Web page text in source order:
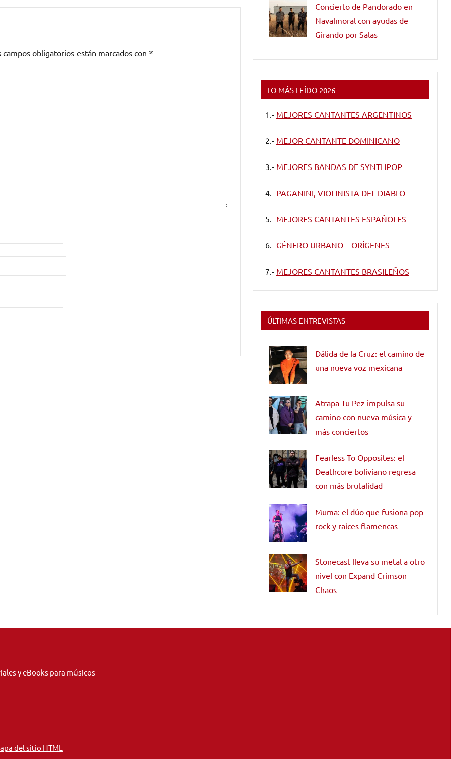
campos obligatorios están marcados con *
Concierto de Pandorado en
Navalmoral con ayudas de
Girando por Salas
LO MÁS LEÍDO 2026
1.- MEJORES CANTANTES ARGENTINOS
2.- MEJOR CANTANTE DOMINICANO
3.- MEJORES BANDAS DE SYNTHPOP
4.- PAGANINI, VIOLINISTA DEL DIABLO
5.- MEJORES CANTANTES ESPAÑOLES
6.- GÉNERO URBANO – ORÍGENES
7.- MEJORES CANTANTES BRASILEÑOS
ÚLTIMAS ENTREVISTAS
Dálida de la Cruz: el camino de
una nueva voz mexicana
Atrapa Tu Pez impulsa su
camino con nueva música y
más conciertos
Fearless To Opposites: el
Deathcore boliviano regresa
con más brutalidad
Muma: el dúo que fusiona pop
rock y raíces flamencas
Stonecast lleva su metal a otro
nivel con Expand Crimson
Chaos
y eBooks para músicos
del sitio HTML